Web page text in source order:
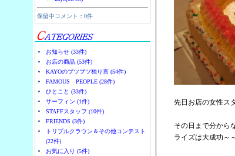
保留中コメント：0件
お知らせ (33件)
お店の商品 (53件)
KAYOのブツブツ独り言 (54件)
FAMOUS PEOPLE (28件)
ひとこと (33件)
サーフィン (1件)
STAFFスタッフ (10件)
FRIENDS (3件)
トリプルクラウン＆その他コンテスト
(22件)
お気に入り (5件)
先日お店の女性ス
その日まで分から
ライズは大成功～